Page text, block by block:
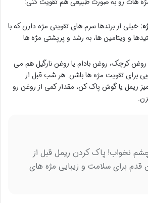
خیلی از برندها سرم های تقویتی مژه دارن که با
و ویتامین ها، به رشد و پرپشتی مژه ها
روغن کرچک، روغن بادام یا روغن نارگیل هم می
برای تقویت مژه ها باشن. هر شب قبل از
ریمل یا گوش پاک کن، مقدار کمی از روغن رو
نخواب! پاک کردن ریمل قبل از
قدم برای سلامت و زیبایی مژه های